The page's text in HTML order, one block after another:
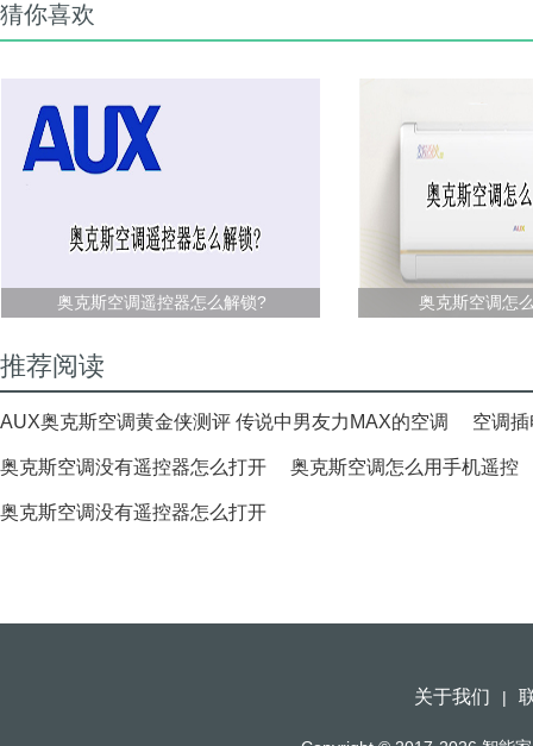
猜你喜欢
奥克斯空调遥控器怎么解锁? 奥克斯空调怎
推荐阅读
AUX奥克斯空调黄金侠测评 传说中男友力MAX的空调 空调
奥克斯空调没有遥控器怎么打开 奥克斯空调怎么用手机遥控
奥克斯空调没有遥控器怎么打开
关于我们 |